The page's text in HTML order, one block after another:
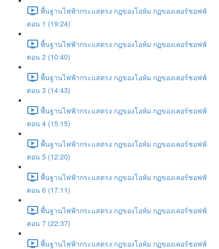
พื้นฐานไฟฟ้ากระแสตรง กฎของโอห์ม กฏของเคอร์ชอฟฟ์
ตอน 1 (19:24)
พื้นฐานไฟฟ้ากระแสตรง กฎของโอห์ม กฏของเคอร์ชอฟฟ์
ตอน 2 (10:40)
พื้นฐานไฟฟ้ากระแสตรง กฎของโอห์ม กฏของเคอร์ชอฟฟ์
ตอน 3 (14:43)
พื้นฐานไฟฟ้ากระแสตรง กฎของโอห์ม กฏของเคอร์ชอฟฟ์
ตอน 4 (15:15)
พื้นฐานไฟฟ้ากระแสตรง กฎของโอห์ม กฏของเคอร์ชอฟฟ์
ตอน 5 (12:20)
พื้นฐานไฟฟ้ากระแสตรง กฎของโอห์ม กฏของเคอร์ชอฟฟ์
ตอน 6 (17:11)
พื้นฐานไฟฟ้ากระแสตรง กฎของโอห์ม กฏของเคอร์ชอฟฟ์
ตอน 7 (22:37)
พื้นฐานไฟฟ้ากระแสตรง กฎของโอห์ม กฏของเคอร์ชอฟฟ์